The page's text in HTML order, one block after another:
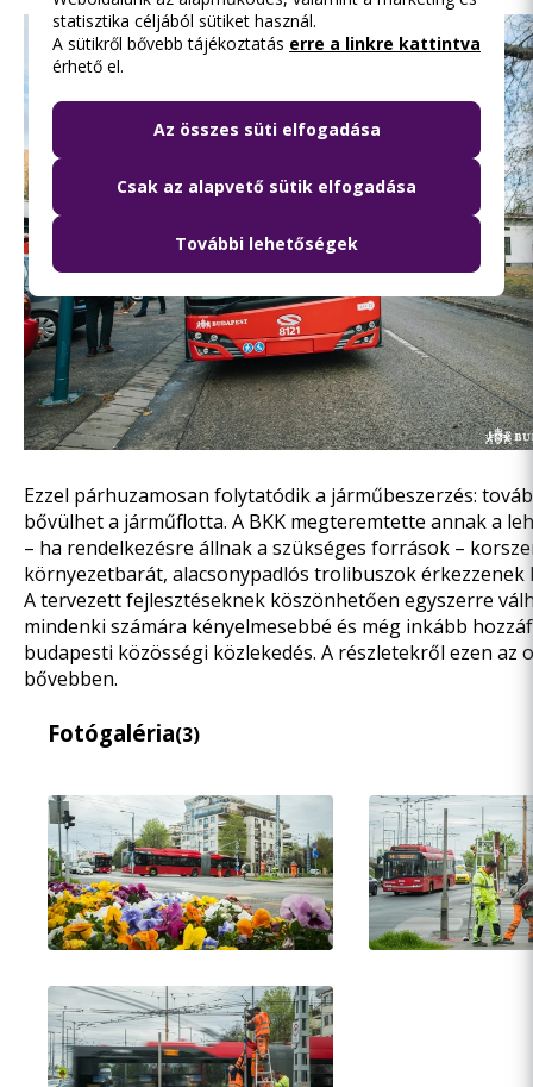
Ezzel párhuzamosan folytatódik a járműbeszerzés:
bővülhet a járműflotta. A BKK megteremtette annak a
– ha rendelkezésre állnak a szükséges források –
környezetbarát, alacsonypadlós trolibuszok érkezzenek
A tervezett fejlesztéseknek köszönhetően egyszerre
mindenki számára kényelmesebbé és még inkább
budapesti közösségi közlekedés. A részletekről ezen az
bővebben.
Fotógaléria(3)
statisztika céljából sütiket használ.
A sütikről bővebb tájékoztatás erre a linkre kattintva
érhető el.
Az összes süti elfogadása
Csak az alapvető sütik elfogadása
További lehetőségek